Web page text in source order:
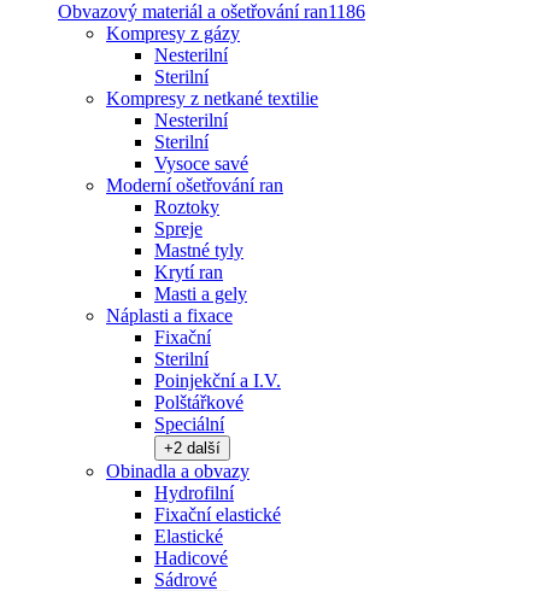
Obvazový materiál a ošetřování ran1186
Kompresy z gázy
Nesterilní
Sterilní
Kompresy z netkané textilie
Nesterilní
Sterilní
Vysoce savé
Moderní ošetřování ran
Roztoky
Spreje
Mastné tyly
Krytí ran
Masti a gely
Náplasti a fixace
Fixační
Sterilní
Poinjekční a I.V.
Polštářkové
Speciální
+2 další
Obinadla a obvazy
Hydrofilní
Fixační elastické
Elastické
Hadicové
Sádrové